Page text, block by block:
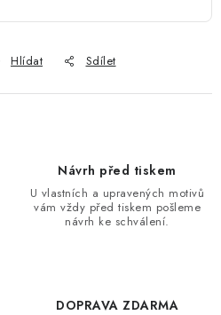
Hlídat Sdílet
Návrh před tiskem
U vlastních a upravených motivů
vám vždy před tiskem pošleme
návrh ke schválení.
DOPRAVA ZDARMA